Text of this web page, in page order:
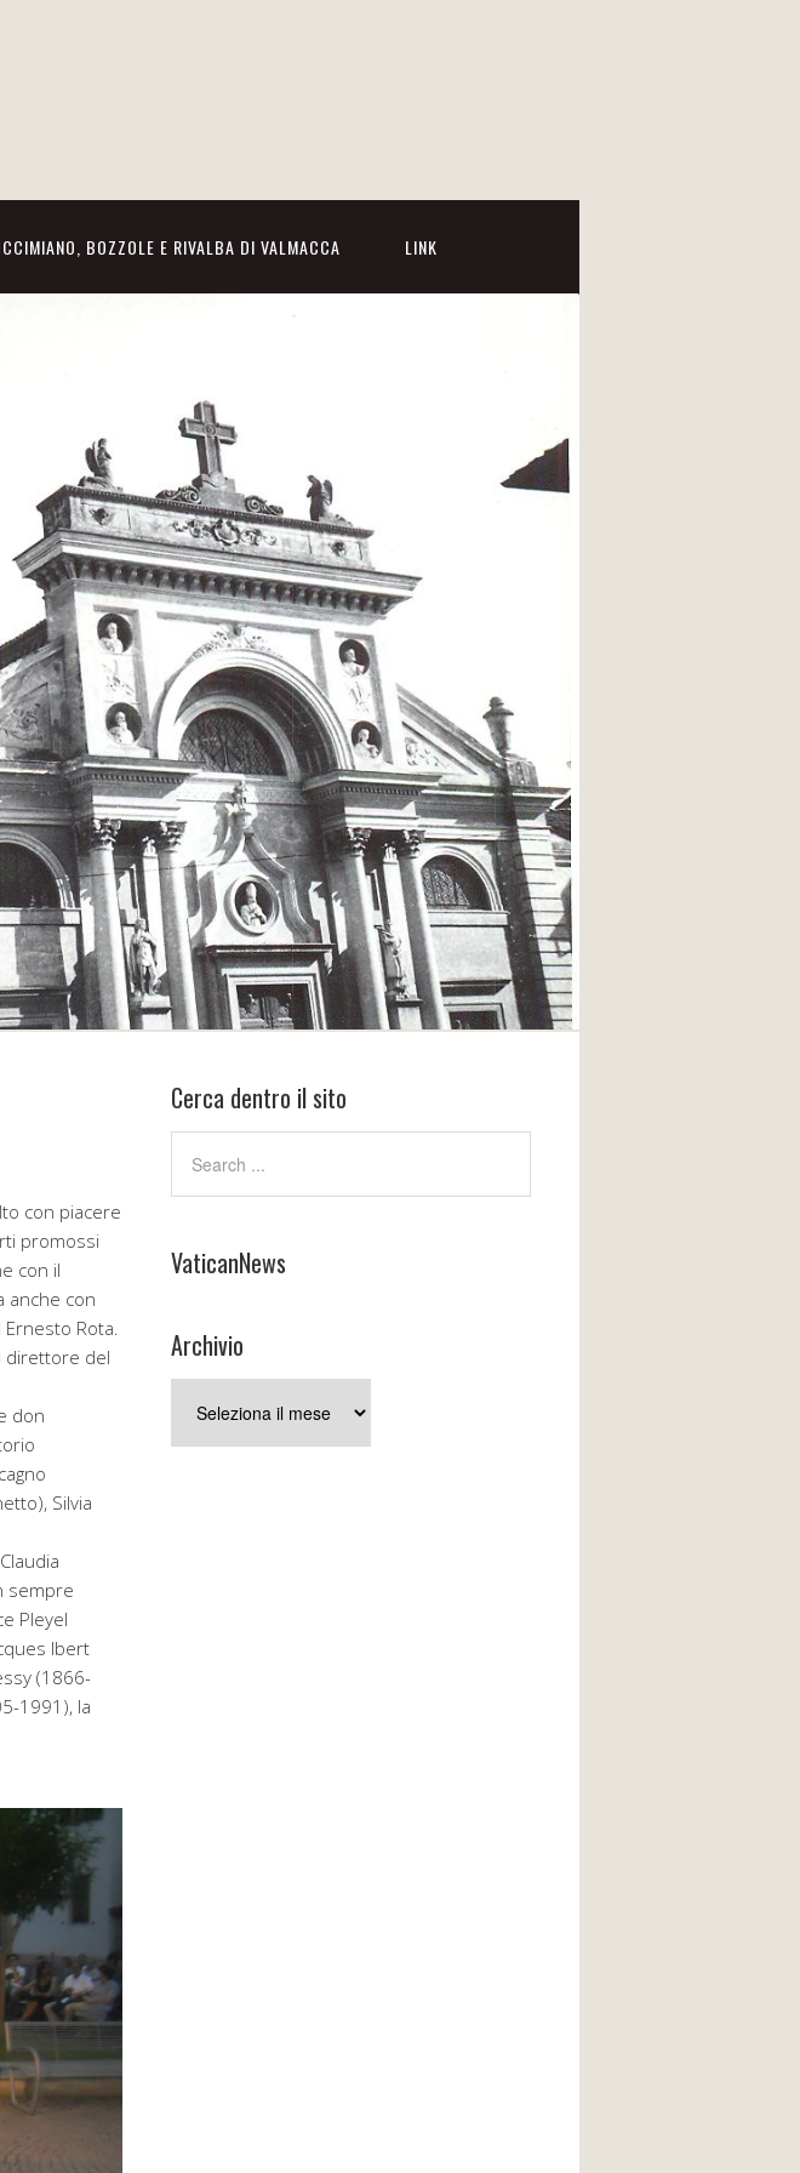
BOZZOLE E RIVALBA DI VALMACCA LINK
con piacere
promossi
con il
anche con
Rota.
direttore del
don
Silvia
sempre
Pleyel
Ibert
(1866-
1991), la
Cerca dentro il sito
VaticanNews
Archivio